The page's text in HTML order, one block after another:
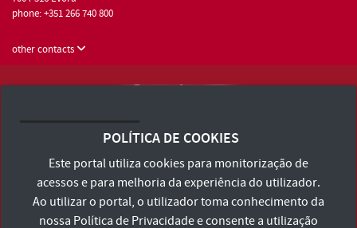
phone: +351 266 740 800
other contacts
Terms and Conditions and Privacy Policy
Accessibility Statement
POLÍTICA DE COOKIES
Este portal utiliza cookies para monitorização de
acessos e para melhoria da experiência do utilizador.
Ao utilizar o portal, o utilizador toma conhecimento da
nossa Política de Privacidadee consente a utilização